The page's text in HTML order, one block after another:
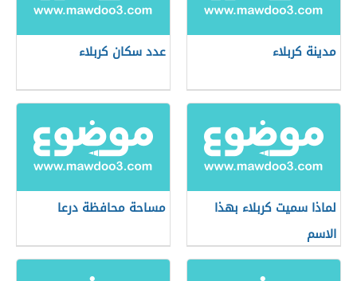
مدينة كربلاء عدد سكان كربلاء
لماذا سميت كربلاء بهذا
الاسم
مساحة محافظة درعا